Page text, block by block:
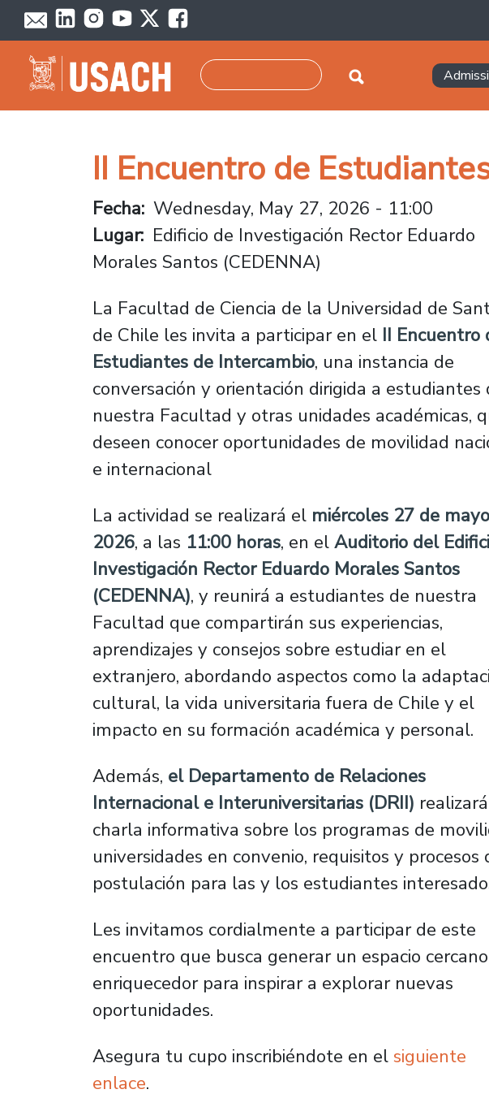
Skip to main content
II Encuentro de
Fecha Wednesday, May 27, 2026 - 11:00
Lugar Edificio de Investigación Rector Eduardo
Morales Santos (CEDENNA)
La Facultad de Ciencia de la Universidad de
de Chile les invita a participar en el II Encuentro
Estudiantes de Intercambio, una instancia de
conversación y orientación dirigida a estudiantes
nuestra Facultad y otras unidades académicas,
deseen conocer oportunidades de movilidad
e internacional
La actividad se realizará el miércoles 27 de
2026, a las 11:00 horas, en elAuditorio del
Investigación Rector Eduardo Morales Santos
(CEDENNA), y reunirá a estudiantes de nuestra
Facultad que compartirán sus experiencias,
aprendizajes y consejos sobre estudiar en el
extranjero, abordando aspectos como la
cultural, la vida universitaria fuera de Chile y el
impacto en su formación académica y personal.
Además, el Departamento de Relaciones
Internacional e Interuniversitarias (DRII)
charla informativa sobre los programas de
universidades en convenio, requisitos y procesos
postulación para las y los estudiantes
Les invitamos cordialmente a participar de este
encuentro que busca generar un espacio
enriquecedor para inspirar a explorar nuevas
oportunidades.
Asegura tu cupo inscribiéndote en elsiguiente
enlace.